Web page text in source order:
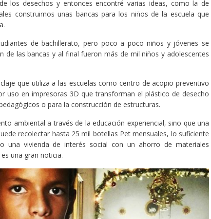
los desechos y entonces encontré varias ideas, como la de
construimos unas bancas para los niños de la escuela que
de bachillerato, pero poco a poco niños y jóvenes se
de las bancas y al final fueron más de mil niños y adolescentes
que utiliza a las escuelas como centro de acopio preventivo
uso en impresoras 3D que transforman el plástico de desecho
o para la construcción de estructuras.
ambiental a través de la educación experiencial, sino que una
recolectar hasta 25 mil botellas Pet mensuales, lo suficiente
una vivienda de interés social con un ahorro de materiales
una gran noticia.